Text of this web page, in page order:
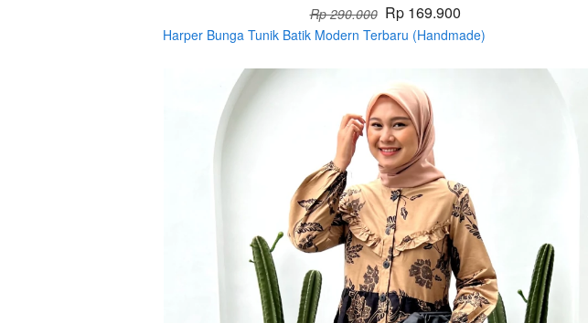
Rp 290.000 Rp 169.900
Harper Bunga Tunik Batik Modern Terbaru (Handmade)